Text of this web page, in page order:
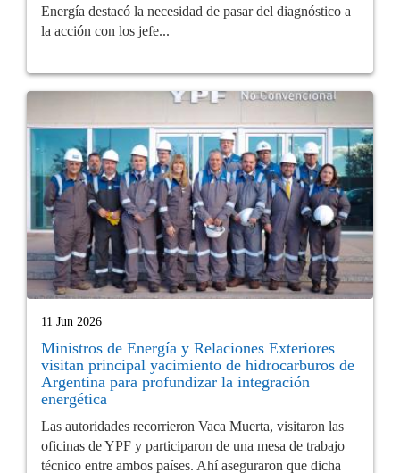
Energía destacó la necesidad de pasar del diagnóstico a
la acción con los jefe...
11 Jun 2026
Ministros de Energía y Relaciones Exteriores
visitan principal yacimiento de hidrocarburos de
Argentina para profundizar la integración
energética
Las autoridades recorrieron Vaca Muerta, visitaron las
oficinas de YPF y participaron de una mesa de trabajo
técnico entre ambos países. Ahí aseguraron que dicha